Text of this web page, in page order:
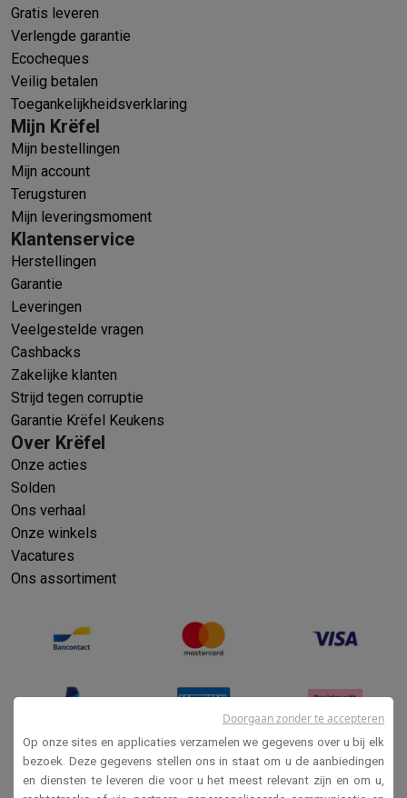
Gratis leveren
Verlengde garantie
Ecocheques
Veilig betalen
Toegankelijkheidsverklaring
Mijn Krëfel
Mijn bestellingen
Mijn account
Terugsturen
Mijn leveringsmoment
Klantenservice
Herstellingen
Garantie
Leveringen
Veelgestelde vragen
Cashbacks
Zakelijke klanten
Strijd tegen corruptie
Garantie Krëfel Keukens
Over Krëfel
Onze acties
Solden
Ons verhaal
Onze winkels
Vacatures
Ons assortiment
Verkoopsvoorwaarden
Op onze sites en applicaties verzamelen we gegevens over u bij elk
bezoek. Deze gegevens stellen ons in staat om u de aanbiedingen
en diensten te leveren die voor u het meest relevant zijn en om u,
Doorgaan zonder te accepteren